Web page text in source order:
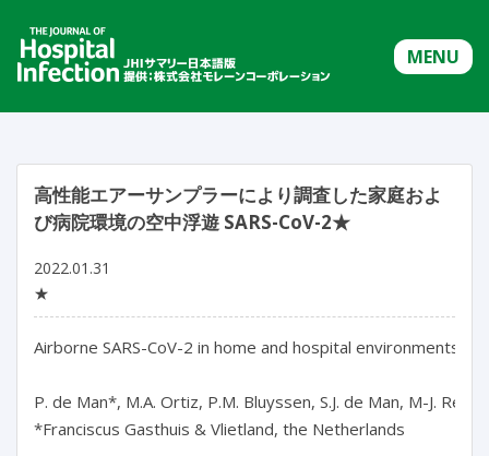
MENU
高性能エアーサンプラーにより調査した家庭およ
び病院環境の空中浮遊 SARS-CoV-2★
2022.01.31
★
Airborne SARS-CoV-2 in home and hospital environments
P. de Man*, M.A. Ortiz, P.M. Bluyssen, S.J. de Man, M-J.
*Franciscus Gasthuis & Vlietland, the Netherlands